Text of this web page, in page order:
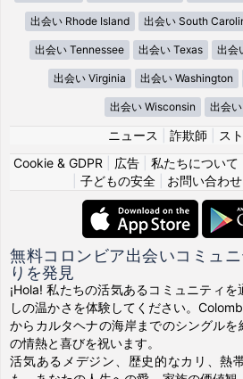
出会い Rhode Island 出会い South
出会い Tennessee 出会い Texas 出会
出会い Virginia 出会い Washington
出会い Wisconsin 出会
ニュース 詐欺師 ス
Cookie & GDPR
広告 私たちについて
子どもの安全| お問い合わせ
無料コロンビア出会いコミュ
りを発見
¡Hola! 私たちの活気あるコミュニティ
しの温かさを体験してください。
からカルタヘナの海岸までのシングル
の情熱と喜びを祝います。
活気あるメデジン、歴史的なカリ、熱